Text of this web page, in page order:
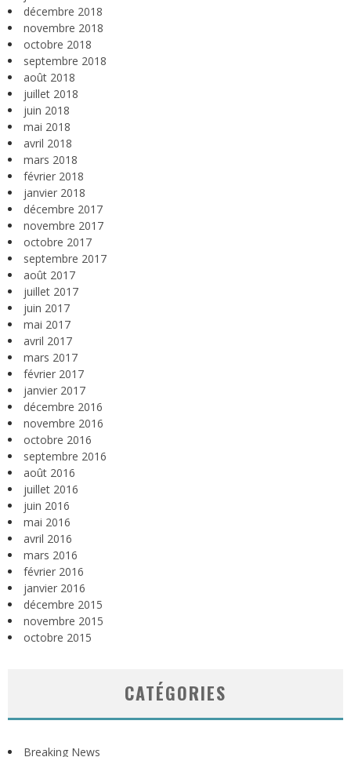
décembre 2018
novembre 2018
octobre 2018
septembre 2018
août 2018
juillet 2018
juin 2018
mai 2018
avril 2018
mars 2018
février 2018
janvier 2018
décembre 2017
novembre 2017
octobre 2017
septembre 2017
août 2017
juillet 2017
juin 2017
mai 2017
avril 2017
mars 2017
février 2017
janvier 2017
décembre 2016
novembre 2016
octobre 2016
septembre 2016
août 2016
juillet 2016
juin 2016
mai 2016
avril 2016
mars 2016
février 2016
janvier 2016
décembre 2015
novembre 2015
octobre 2015
CATÉGORIES
Breaking News